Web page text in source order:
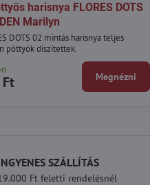
harisnya FLORES DOTS
Marilyn
DOTS 02 mintás harisnya teljes
pöttyök díszítettek.
Megnézni
SZÁLLÍTÁS
Ft feletti rendelésnél